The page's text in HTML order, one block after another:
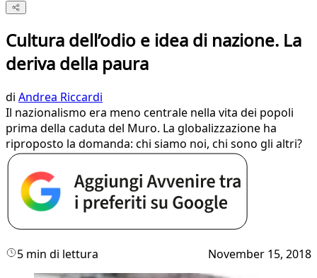
Cultura dell’odio e idea di nazione. La
deriva della paura
di Andrea Riccardi
Il nazionalismo era meno centrale nella vita dei popoli
prima della caduta del Muro. La globalizzazione ha
riproposto la domanda: chi siamo noi, chi sono gli altri?
5 min di lettura November 15, 2018